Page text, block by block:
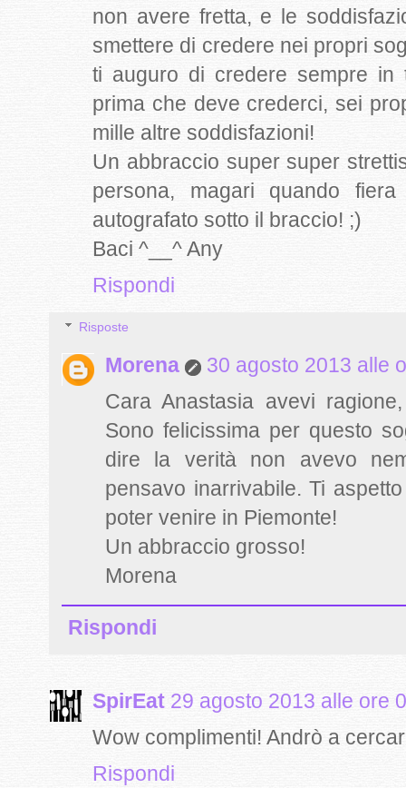
non avere fretta, e le
smettere di credere nei propri
ti auguro di credere sempre
prima che deve crederci, sei
mille altre soddisfazioni!
Un abbraccio super super
persona, magari quando
autografato sotto il braccio! ;)
Baci ^__^ Any
Rispondi
Risposte
Morena
30 agosto 2013 alle
Cara Anastasia avevi
Sono felicissima per questo
dire la verità non avevo
pensavo inarrivabile. Ti
poter venire in Piemonte!
Un abbraccio grosso!
Morena
Rispondi
SpirEat 29 agosto 2013 alle ore
Wow complimenti! Andrò a
Rispondi